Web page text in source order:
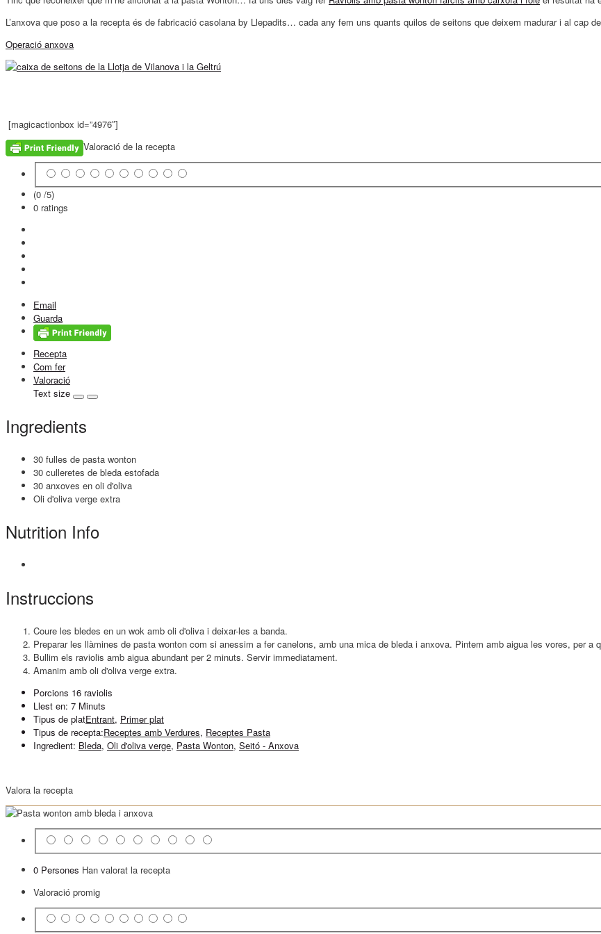
L’anxova que poso a la recepta és de fabricació casolana by Llepadits… cada any fem uns quants quilos de seitons que deixem madurar i al cap
Operació anxova
[magicactionbox id=”4976″]
Valoració de la recepta
(0 /5)
0 ratings
Email
Guarda
Recepta
Com fer
Valoració
Text size
Ingredients
30 fulles de pasta wonton
30 culleretes de bleda estofada
30 anxoves en oli d'oliva
Oli d'oliva verge extra
Nutrition Info
Instruccions
Coure les bledes en un wok amb oli d'oliva i deixar-les a banda.
Preparar les llàmines de pasta wonton com si anessim a fer canelons, amb una mica de bleda i anxova. Pintem amb aigua les vores, per a
Bullim els raviolis amb aigua abundant per 2 minuts. Servir immediatament.
Amanim amb oli d'oliva verge extra.
Porcions 16 raviolis
Llest en: 7 Minuts
Tipus de platEntrant, Primer plat
Tipus de recepta:Receptes amb Verdures, Receptes Pasta
Ingredient: Bleda, Oli d'oliva verge, Pasta Wonton, Seitó - Anxova
Valora la recepta
0 Persones Han valorat la recepta
Valoració promig